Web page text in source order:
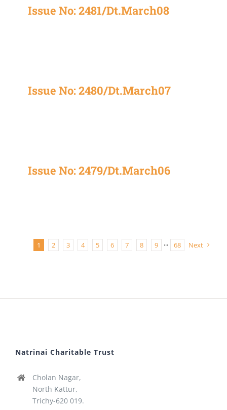
Issue No: 2481/Dt.March08
Issue No: 2480/Dt.March07
Issue No: 2479/Dt.March06
1 2 3 4 5 6 7 8 9 ··· 68 Next
Natrinai Charitable Trust
Cholan Nagar,
North Kattur,
Trichy-620 019.